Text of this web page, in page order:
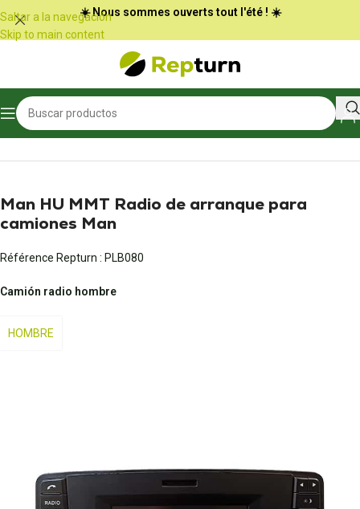
Panel de gestión de cookies
Saltar a la navegación
Skip to main content
☀️ Nous sommes ouverts tout l'été ! ☀️
Inicio/Camiones y autobuses
Man HU MMT Radio de arranque para
camiones Man
Référence Repturn : PLB080
Camión radio hombre
HOMBRE